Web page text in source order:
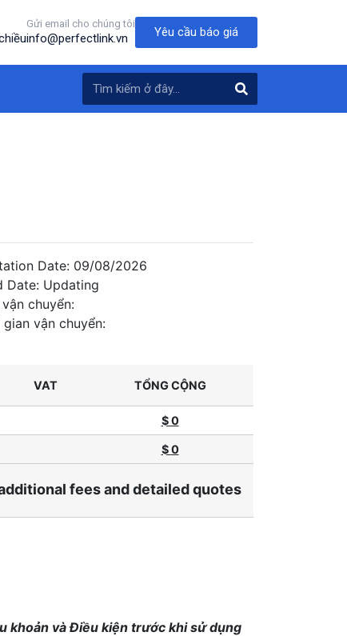
Gửi email cho chúng tôi
info@perfectlink.vn Yêu cầu báo giá
Date: 09/08/2026
Date: Updating
chuyển:
gian vận chuyển:
VAT TỔNG CỘNG
$ 0
$0
fees and detailed quotes
khoản và Điều kiện trước khi sử dụng